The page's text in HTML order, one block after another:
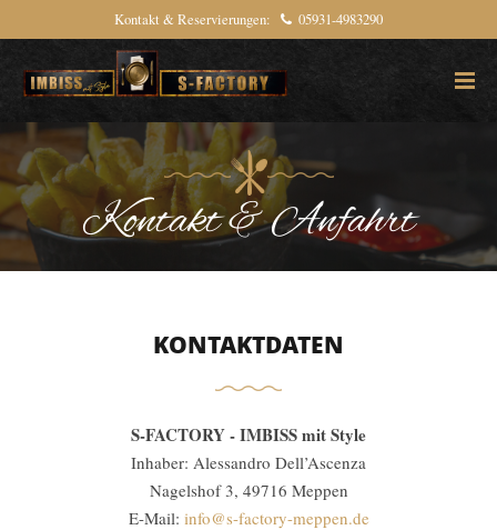
Kontakt & Reservierungen: 05931-4983290
Kontakt & Anfahrt
KONTAKTDATEN
S-FACTORY - IMBISS mit Style
Inhaber: Alessandro Dell’Ascenza
Nagelshof 3, 49716 Meppen
E-Mail: info@s-factory-meppen.de